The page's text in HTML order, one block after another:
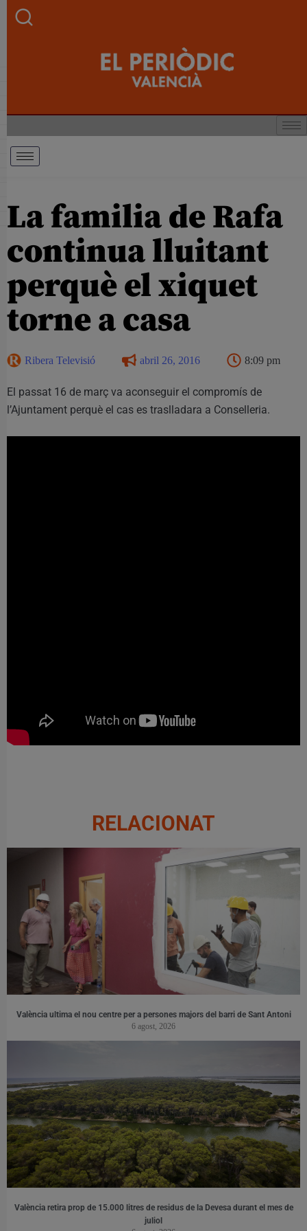
La familia de Rafa
continua lluitant
perquè el xiquet
torne a casa
Ribera Televisió abril 26, 2016 8:09 pm
El passat 16 de març va aconseguir el compromís de
l’Ajuntament perquè el cas es traslladara a Conselleria.
RELACIONAT
València ultima el nou centre per a persones majors del barri de Sant Antoni
6 agost, 2026
València retira prop de 15.000 litres de residus de la Devesa durant el mes de
juliol